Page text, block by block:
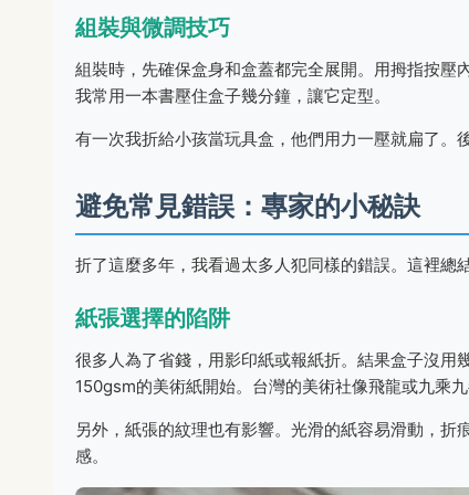
組裝與微調技巧
組裝時，先確保盒身和盒蓋都完全展開。用拇指按
我常用一本書壓住盒子幾分鐘，讓它定型。
有一次我折給小孩當玩具盒，他們用力一壓就扁了。
避免常見錯誤：專家的小秘訣
折了這麼多年，我看過太多人犯同樣的錯誤。這裡總
紙張選擇的陷阱
很多人為了省錢，用影印紙或報紙折。結果盒子沒用
150gsm的美術紙開始。台灣的美術社像飛龍或九乘九
另外，紙張的紋理也有影響。光滑的紙容易滑動，
感。